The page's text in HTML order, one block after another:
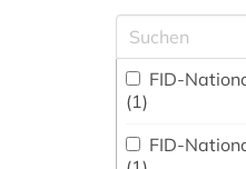
(1)
Pädagogik
Philosophie
Physik (0)
fachbibliothek
(1)
Zugriff vor
FID-
(1)
FID-